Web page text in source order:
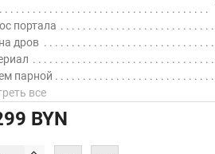
портала
дров
парной
все
BYN